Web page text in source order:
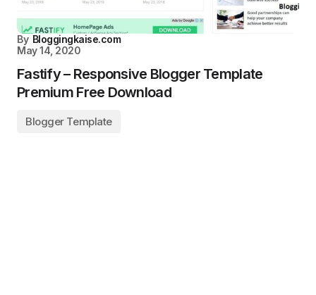
By Bloggingkaise.com
May 14, 2020
Fastify – Responsive Blogger Template
Premium Free Download
Blogger Template